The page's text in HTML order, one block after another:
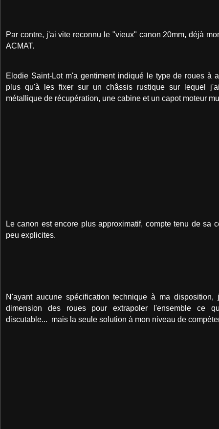
Par contre, j'ai vite reconnu le "vieux" canon 20mm, déjà
ACMAT.
Elodie Saint-Lot m'a gentiment indiqué le type de roues à
plus qu'à les fixer sur un châssis rustique sur lequel
métallique de récupération, une cabine et un capot moteur
Le canon est encore plus approximatif, compte tenu de sa
peu explicites.
N'ayant aucune spécification technique à ma
dimension des roues pour extrapoler l'ensemble ce
discutable... mais la seule solution à mon niveau de